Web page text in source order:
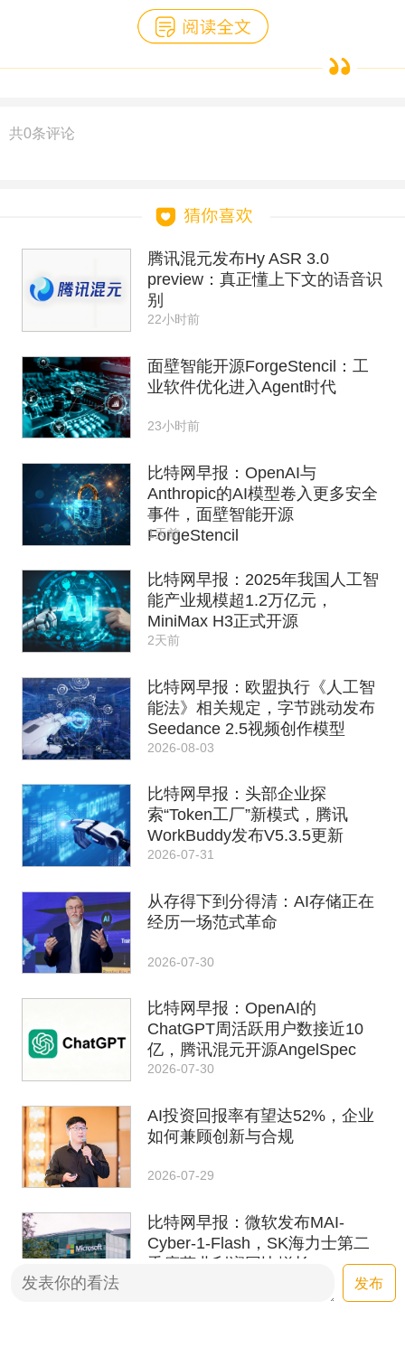
共0条评论
腾讯混元发布Hy ASR 3.0
preview：真正懂上下文的语音识
别
22小时前
面壁智能开源ForgeStencil：工
业软件优化进入Agent时代
23小时前
比特网早报：OpenAI与
Anthropic的AI模型卷入更多安全
事件，面壁智能开源
ForgeStencil
1天前
比特网早报：2025年我国人工智
能产业规模超1.2万亿元，
MiniMax H3正式开源
2天前
比特网早报：欧盟执行《人工智
能法》相关规定，字节跳动发布
Seedance 2.5视频创作模型
2026-08-03
比特网早报：头部企业探
索“Token工厂”新模式，腾讯
WorkBuddy发布V5.3.5更新
2026-07-31
从存得下到分得清：AI存储正在
经历一场范式革命
2026-07-30
比特网早报：OpenAI的
ChatGPT周活跃用户数接近10
亿，腾讯混元开源AngelSpec
2026-07-30
AI投资回报率有望达52%，企业
如何兼顾创新与合规
2026-07-29
比特网早报：微软发布MAI-
Cyber-1-Flash，SK海力士第二
季度营业利润同比增长557.2%
发布